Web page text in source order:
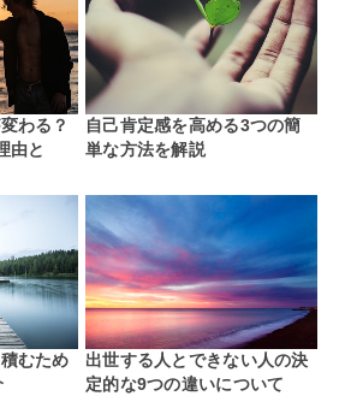
わる？
由と
自己肯定感を高める3つの簡
単な方法を解説
むため
出世する人とできない人の決
定的な9つの違いについて